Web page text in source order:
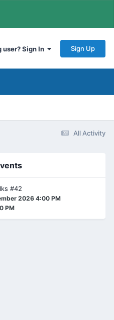
user? Sign In Sign Up
All Activity
#42
2026 4:00 PM
PM